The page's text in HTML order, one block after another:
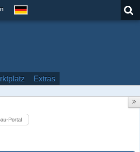
Extras
Portal